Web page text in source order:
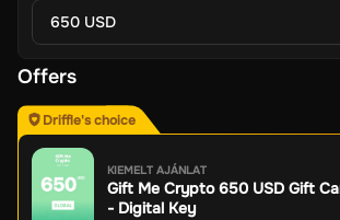
650 USD
Offers
Driffle's choice
KIEMELT AJÁNLAT
Gift Me Crypto 650 USD Gift
- Digital Key